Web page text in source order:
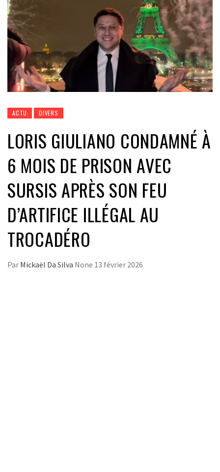
ACTU DIVERS
LORIS GIULIANO CONDAMNÉ À
6 MOIS DE PRISON AVEC
SURSIS APRÈS SON FEU
D’ARTIFICE ILLÉGAL AU
TROCADÉRO
Par Mickaël Da Silva None 13 février 2026